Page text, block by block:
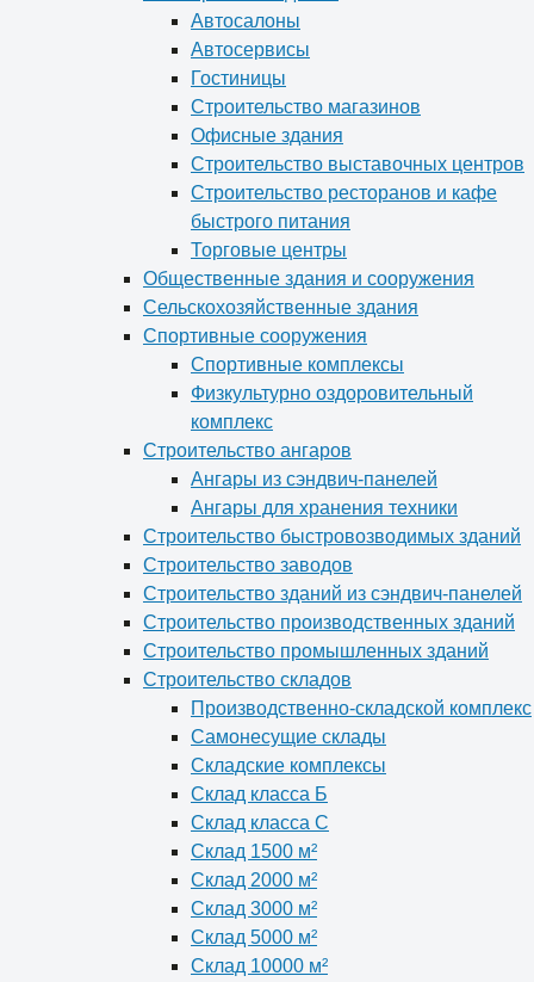
Автосалоны
Автосервисы
Гостиницы
Строительство магазинов
Офисные здания
Строительство выставочных центров
Строительство ресторанов и кафе
быстрого питания
Торговые центры
Общественные здания и сооружения
Сельскохозяйственные здания
Спортивные сооружения
Спортивные комплексы
Физкультурно оздоровительный
комплекс
Строительство ангаров
Ангары из сэндвич-панелей
Ангары для хранения техники
Строительство быстровозводимых зданий
Строительство заводов
Строительство зданий из сэндвич-панелей
Строительство производственных зданий
Строительство промышленных зданий
Строительство складов
Производственно-складской комплекс
Самонесущие склады
Складские комплексы
Склад класса Б
Склад класса С
Склад 1500 м²
Склад 2000 м²
Склад 3000 м²
Склад 5000 м²
Склад 10000 м²